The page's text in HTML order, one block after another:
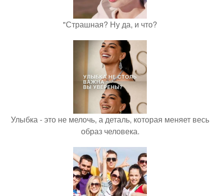
"Страшная? Ну да, и что?
Улыбка - это не мелочь, а деталь, которая меняет весь
образ человека.